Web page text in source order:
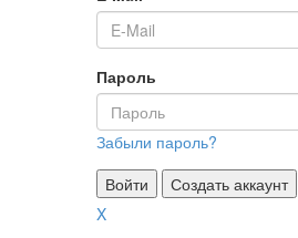
Пароль
Забыли пароль?
Войти
Создать аккаунт
X